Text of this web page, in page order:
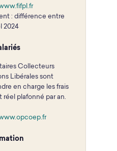
: différence entre
2024
Collecteurs
Libérales sont
en charge les frais
plafonné par an.